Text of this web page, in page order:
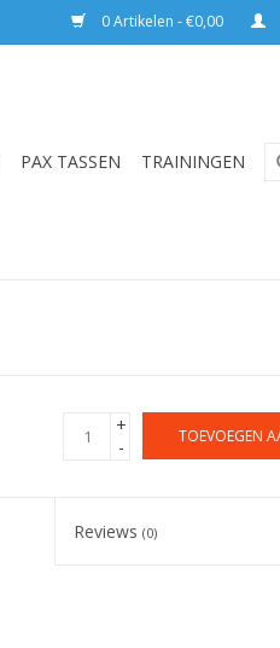
0 Artikelen - €0,00
PAX TASSEN TRAININGEN
+
-
TOEVOEGEN
Reviews(0)